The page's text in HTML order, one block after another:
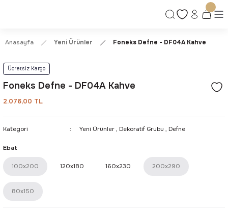
Güvenli Alışveriş Deneyimi
Anasayfa Yeni Ürünler Foneks Defne - DF04A Kahve
Ücretsiz Kargo
Foneks Defne - DF04A Kahve
2.076,00 TL
Kategori Yeni Ürünler , Dekoratif Grubu , Defne
Ebat
100x200 120x180 160x230 200x290
80x150